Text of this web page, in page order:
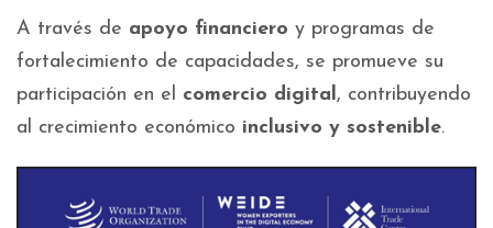
A través de apoyo financiero y programas de
fortalecimiento de capacidades, se promueve su
participación en el comercio digital, contribuyendo
al crecimiento económico inclusivo y sostenible.